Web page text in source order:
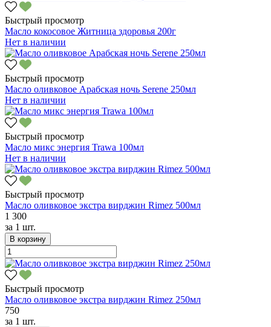
Быстрый просмотр
Масло кокосовое Житница здоровья 200г
Нет в наличии
Быстрый просмотр
Масло оливковое Арабская ночь Serene 250мл
Нет в наличии
Быстрый просмотр
Масло микс энергия Trawa 100мл
Нет в наличии
Быстрый просмотр
Масло оливковое экстра вирджин Rimez 500мл
1 300
за 1 шт.
В корзину
Быстрый просмотр
Масло оливковое экстра вирджин Rimez 250мл
750
за 1 шт.